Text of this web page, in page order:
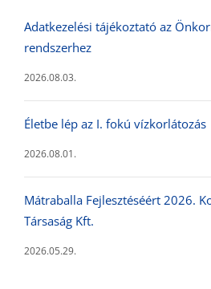
Adatkezelési tájékoztató az
rendszerhez
2026.08.03.
Életbe lép az I. fokú vízkorlátozás
2026.08.01.
Mátraballa Fejlesztéséért 2026.
Társaság Kft.
2026.05.29.